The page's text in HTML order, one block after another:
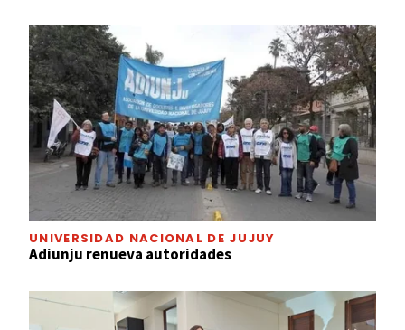
UNIVERSIDAD NACIONAL DE JUJUY
Adiunju renueva autoridades